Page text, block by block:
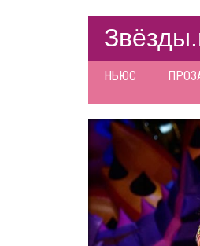
НЬЮС